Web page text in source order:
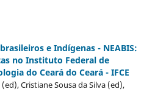
e Indígenas - NEABIS:
no Instituto Federal de
do Ceará do Ceará - IFCE
Cristiane Sousa da Silva (ed),